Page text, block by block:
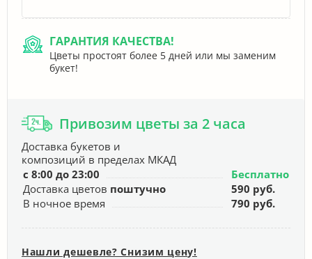
ГАРАНТИЯ КАЧЕСТВА!
Цветы простоят более 5 дней или мы заменим
букет!
Привозим цветы за 2 часа
Доставка букетов и
композиций в пределах МКАД
с 8:00 до 23:00
Бесплатно
Доставка цветов поштучно
590 руб.
В ночное время
790 руб.
Нашли дешевле? Снизим цену!